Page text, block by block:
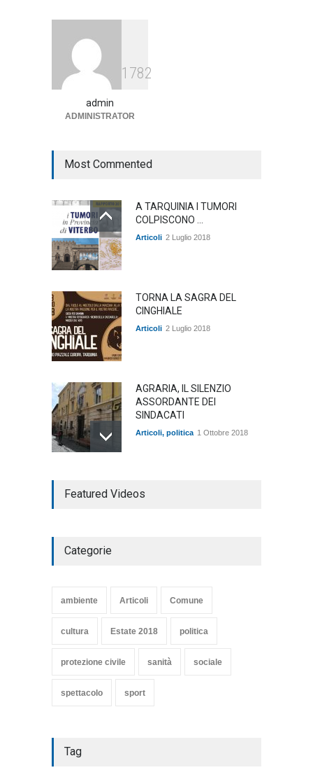
arrivano i pagamenti PAC, la
1782
admin
ADMINISTRATOR
Most Commented
A TARQUINIA I TUMORI
COLPISCONO ...
Articoli 2 Luglio 2018
TORNA LA SAGRA DEL
CINGHIALE
Articoli 2 Luglio 2018
AGRARIA, IL SILENZIO
ASSORDANTE DEI
SINDACATI
Articoli, politica 1 Ottobre 2018
COMMEDIA"
TARQUINIA
Featured Videos
Categorie
ambiente Articoli Comune
cultura Estate 2018 politica
protezione civile sanità sociale
spettacolo sport
Tag